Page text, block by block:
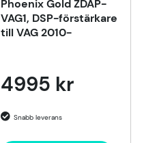
Phoenix Gold ZDAP-
VAG1, DSP-förstärkare
till VAG 2010-
4995 kr